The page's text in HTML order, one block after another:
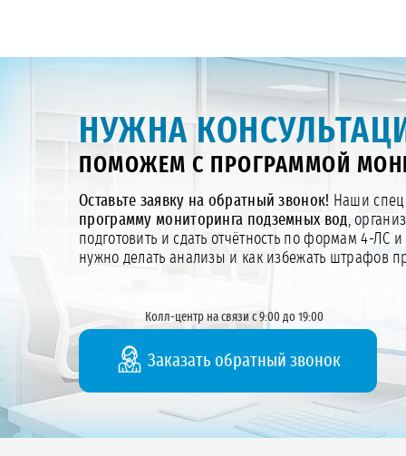
НУЖНА
ПОМОЖЕМ С ПРОГРАММОЙ
Оставьте заявку на обратный звонок! Наши
программу мониторинга подземных вод,
подготовить и сдать отчётность по формам 4-ЛС
нужно делать анализы и как избежать штрафов
Колл-центр на связи с 9:00 до 19:00
Заказать обратный звонок